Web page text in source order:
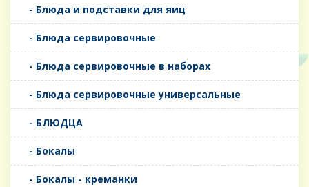
- Блюда и подставки для яиц
- Блюда сервировочные
- Блюда сервировочные в наборах
- Блюда сервировочные универсальные
- БЛЮДЦА
- Бокалы
- Бокалы - креманки